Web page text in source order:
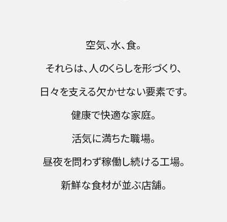
空気、水、食。
それらは、人のくらしを形づくり、
日々を支える欠かせない要素です。
健康で快適な家庭。
活気に満ちた職場。
昼夜を問わず稼働し続ける工場。
新鮮な食材が並ぶ店舗。